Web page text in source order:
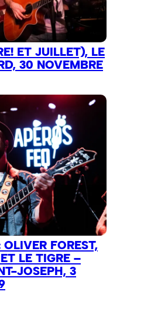
ET JUILLET), LE
30 NOVEMBRE
FOREST,
LE TIGRE –
JOSEPH, 3